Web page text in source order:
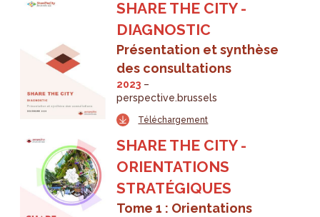
SHARE THE CITY -
DIAGNOSTIC
Présentation et synthèse
des consultations
2023
perspective.brussels
Téléchargement
SHARE THE CITY -
ORIENTATIONS
STRATÉGIQUES
Tome 1 : Orientations